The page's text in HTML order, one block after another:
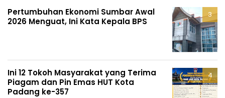
Pertumbuhan Ekonomi Sumbar Awal
2026 Menguat, Ini Kata Kepala BPS
Ini 12 Tokoh Masyarakat yang Terima
Piagam dan Pin Emas HUT Kota
Padang ke-357